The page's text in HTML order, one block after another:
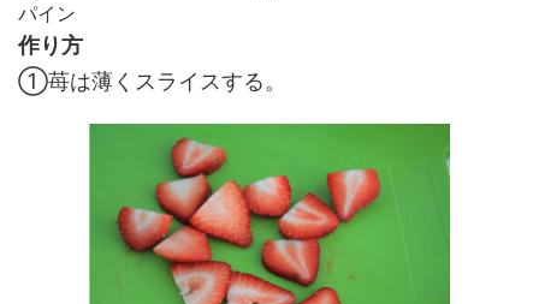
パイン
作り方
①苺は薄くスライスする。